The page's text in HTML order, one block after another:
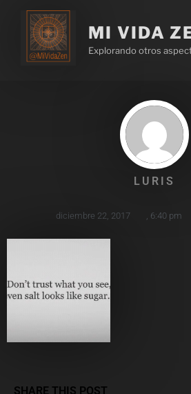
MI VIDA
Explorando otros
LURIS
diciembre 22, 2017 6:40 pm
SHARE THIS POST